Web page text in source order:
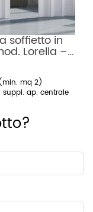
soffietto in
Lorella –
Centrale
mq 2)
ap. centrale